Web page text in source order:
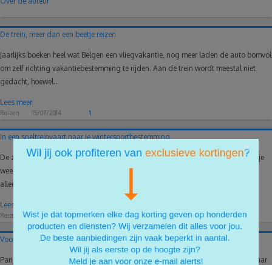
De trein, meer dan een beetje reizen
Jaarlijks boeken heel wat Belgen een vliegvakantie, nog meer laden de auto bomvol
om zelf richting vakantiebestemming te rijden. Aan de trein wordt meestal niet
gedacht, hoewel...
Lees meer
Reizen 15/07/2014 1
In een sneltreinvaart naar je wintersportbestemming
De zomervakantie zit er weer op. Tijd om alvast uit te kijken de wintersport. Sta je
weer te trappelen van ongeduld om de lange latten onder te binden? Word je
alleen niet zo...
Lees meer
Reizen 16/09/2015 0
Voor €10 naar Parijs met trein IZY!
Parijs, een stad waar van alles te zien en beleven is. Perfect voor een citytrip, maar
×